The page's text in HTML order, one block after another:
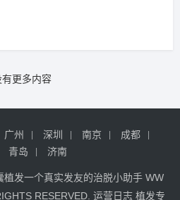
有更多内容
广州 深圳 南京
成都
青岛 济南
植发一个真实发友的治脱小助手 WW
RESERVED. 运营日志 植发专